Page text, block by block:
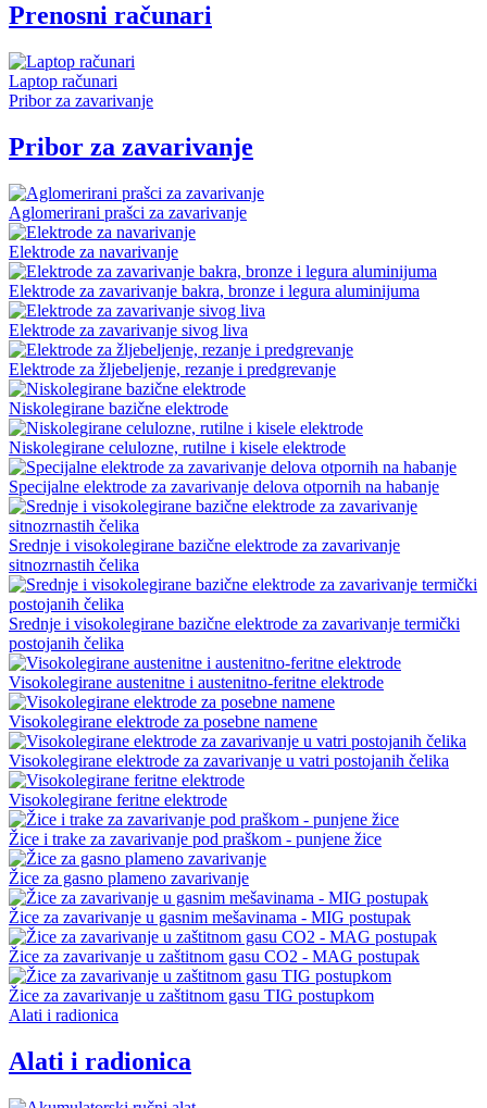
Prenosni računari
Laptop računari
Pribor za zavarivanje
Pribor za zavarivanje
Aglomerirani prašci za zavarivanje
Elektrode za navarivanje
Elektrode za zavarivanje bakra, bronze i legura aluminijuma
Elektrode za zavarivanje sivog liva
Elektrode za žljebeljenje, rezanje i predgrevanje
Niskolegirane bazične elektrode
Niskolegirane celulozne, rutilne i kisele elektrode
Specijalne elektrode za zavarivanje delova otpornih na habanje
Srednje i visokolegirane bazične elektrode za zavarivanje
sitnozrnastih čelika
Srednje i visokolegirane bazične elektrode za zavarivanje termički
postojanih čelika
Visokolegirane austenitne i austenitno-feritne elektrode
Visokolegirane elektrode za posebne namene
Visokolegirane elektrode za zavarivanje u vatri postojanih čelika
Visokolegirane feritne elektrode
Žice i trake za zavarivanje pod praškom - punjene žice
Žice za gasno plameno zavarivanje
Žice za zavarivanje u gasnim mešavinama - MIG postupak
Žice za zavarivanje u zaštitnom gasu CO2 - MAG postupak
Žice za zavarivanje u zaštitnom gasu TIG postupkom
Alati i radionica
Alati i radionica